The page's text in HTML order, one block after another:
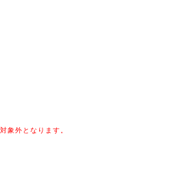
象外となります。